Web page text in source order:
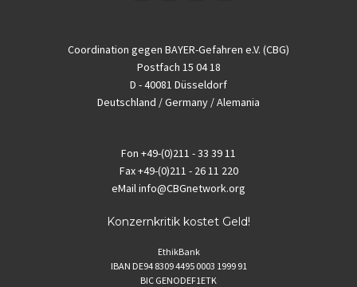
Coordination gegen BAYER-Gefahren e.V. (CBG)
Postfach 15 04 18
D - 40081 Düsseldorf
Deutschland / Germany / Alemania
Fon +49-(0)211 - 33 39 11
Fax+49-(0)211 - 26 11 220
eMailinfo@CBGnetwork.org
Konzernkritik kostet Geld!
EthikBank
IBAN DE94 8309 4495 0003 1999 91
BIC GENODEF1ETK